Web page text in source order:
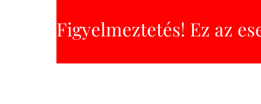
Figyelmeztetés! Ez az